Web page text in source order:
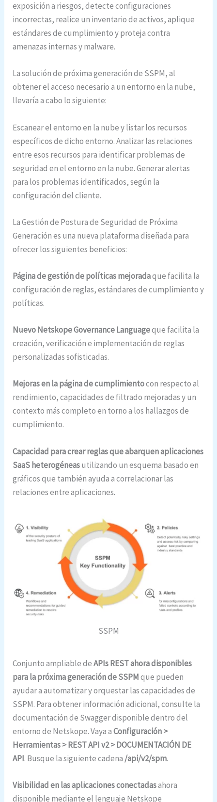
exposición a riesgos, detecte configuraciones
incorrectas, realice un inventario de activos, aplique
estándares de cumplimiento y proteja contra
amenazas internas y malware.
La solución de próxima generación de SSPM, al
obtener el acceso necesario a un entorno en la nube,
llevaría a cabo lo siguiente:
Escanear el entorno en la nube y listar los recursos
específicos de dicho entorno. Analizar las relaciones
entre esos recursos para identificar problemas de
seguridad en el entorno en la nube. Generar alertas
para los problemas identificados, según la
configuración del cliente.
La Gestión de Postura de Seguridad de Próxima
Generación es una nueva plataforma diseñada para
ofrecer los siguientes beneficios:
Página de gestión de políticas mejoradaque facilita la
configuración de reglas, estándares de cumplimiento y
políticas.
Nuevo Netskope Governance Languageque facilita la
creación, verificación e implementación de reglas
personalizadas sofisticadas.
Mejoras en la página de cumplimientocon respecto al
rendimiento, capacidades de filtrado mejoradas y un
contexto más completo en torno a los hallazgos de
cumplimiento.
Capacidad para crear reglas que abarquen aplicaciones
SaaS heterogéneasutilizando un esquema basado en
gráficos que también ayuda a correlacionar las
relaciones entre aplicaciones.
SSPM
Conjunto ampliable deAPIs REST ahora disponibles
para la próxima generación de SSPMque pueden
ayudar a automatizar y orquestar las capacidades de
SSPM. Para obtener información adicional, consulte la
documentación de Swagger disponible dentro del
entorno de Netskope. Vaya aConfiguración >
Herramientas > REST API v2 > DOCUMENTACIÓN DE
API. Busque la siguiente cadena /api/v2/spm.
Visibilidad en las aplicaciones conectadasahora
disponible mediante el lenguaje Netskope